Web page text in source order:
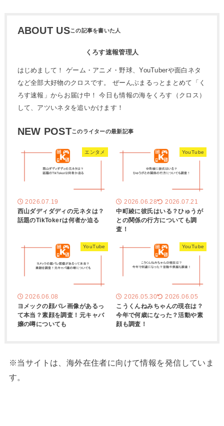
ABOUT US
くろす速報管理人
はじめまして！ ゲーム・アニメ・野球、YouTuberや面白ネタ
など全部大好物のクロスです。 ぜーんぶまるっとまとめて「く
ろす速報」からお届け中！ 今日も情報の海をくろす（クロス）
して、アツいネタを追いかけます！
NEW POST
エンタメ
2026.07.19
西山ダディダディの元ネタは？
話題のTikTokerは何者か迫る
YouTube
2026.06.28 2026.07.21
中町綾に彼氏はいる？ひゅうが
との関係の行方についても調
査！
YouTube
2026.06.08
ヨメックの顔バレ画像があるっ
て本当？素顔を調査！元キャバ
嬢の噂についても
YouTube
2026.05.30 2026.06.05
こうくんねみちゃんの現在は？
今年で何歳になった？活動や素
顔も調査！
※当サイトは、海外在住者に向けて情報を発信していま
す。